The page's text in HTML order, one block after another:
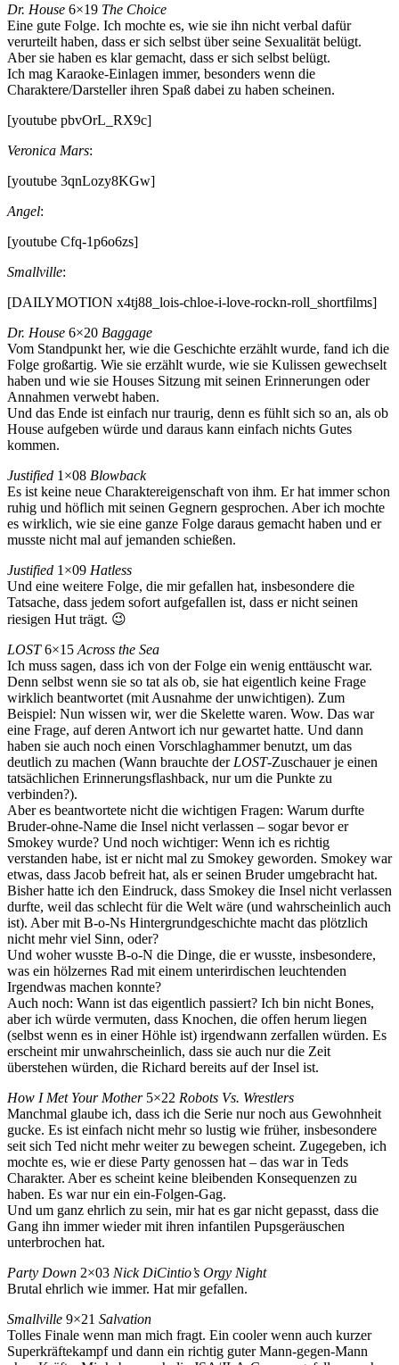
Dr. House 6×19 The Choice
Eine gute Folge. Ich mochte es, wie sie ihn nicht verbal dafür
verurteilt haben, dass er sich selbst über seine Sexualität belügt.
Aber sie haben es klar gemacht, dass er sich selbst belügt.
Ich mag Karaoke-Einlagen immer, besonders wenn die
Charaktere/Darsteller ihren Spaß dabei zu haben scheinen.
[youtube pbvOrL_RX9c]
Veronica Mars:
[youtube 3qnLozy8KGw]
Angel:
[youtube Cfq-1p6o6zs]
Smallville:
[DAILYMOTION x4tj88_lois-chloe-i-love-rockn-roll_shortfilms]
Dr. House 6×20 Baggage
Vom Standpunkt her, wie die Geschichte erzählt wurde, fand ich die
Folge großartig. Wie sie erzählt wurde, wie sie Kulissen gewechselt
haben und wie sie Houses Sitzung mit seinen Erinnerungen oder
Annahmen verwebt haben.
Und das Ende ist einfach nur traurig, denn es fühlt sich so an, als ob
House aufgeben würde und daraus kann einfach nichts Gutes
kommen.
Justified 1×08 Blowback
Es ist keine neue Charaktereigenschaft von ihm. Er hat immer schon
ruhig und höflich mit seinen Gegnern gesprochen. Aber ich mochte
es wirklich, wie sie eine ganze Folge daraus gemacht haben und er
musste nicht mal auf jemanden schießen.
Justified 1×09 Hatless
Und eine weitere Folge, die mir gefallen hat, insbesondere die
Tatsache, dass jedem sofort aufgefallen ist, dass er nicht seinen
riesigen Hut trägt. 😉
LOST6×15 Across the Sea
Ich muss sagen, dass ich von der Folge ein wenig enttäuscht war.
Denn selbst wenn sie so tat als ob, sie hat eigentlich keine Frage
wirklich beantwortet (mit Ausnahme der unwichtigen). Zum
Beispiel: Nun wissen wir, wer die Skelette waren. Wow. Das war
eine Frage, auf deren Antwort ich nur gewartet hatte. Und dann
haben sie auch noch einen Vorschlaghammer benutzt, um das
deutlich zu machen (Wann brauchte der LOST-Zuschauer je einen
tatsächlichen Erinnerungsflashback, nur um die Punkte zu
verbinden?).
Aber es beantwortete nicht die wichtigen Fragen: Warum durfte
Bruder-ohne-Name die Insel nicht verlassen – sogar bevor er
Smokey wurde? Und noch wichtiger: Wenn ich es richtig
verstanden habe, ist er nicht mal zu Smokey geworden. Smokey war
etwas, dass Jacob befreit hat, als er seinen Bruder umgebracht hat.
Bisher hatte ich den Eindruck, dass Smokey die Insel nicht verlassen
durfte, weil das schlecht für die Welt wäre (und wahrscheinlich auch
ist). Aber mit B-o-Ns Hintergrundgeschichte macht das plötzlich
nicht mehr viel Sinn, oder?
Und woher wusste B-o-N die Dinge, die er wusste, insbesondere,
was ein hölzernes Rad mit einem unterirdischen leuchtenden
Irgendwas machen konnte?
Auch noch: Wann ist das eigentlich passiert? Ich bin nicht Bones,
aber ich würde vermuten, dass Knochen, die offen herum liegen
(selbst wenn es in einer Höhle ist) irgendwann zerfallen würden. Es
erscheint mir unwahrscheinlich, dass sie auch nur die Zeit
überstehen würden, die Richard bereits auf der Insel ist.
How I Met Your Mother5×22 Robots Vs. Wrestlers
Manchmal glaube ich, dass ich die Serie nur noch aus Gewohnheit
gucke. Es ist einfach nicht mehr so lustig wie früher, insbesondere
seit sich Ted nicht mehr weiter zu bewegen scheint. Zugegeben, ich
mochte es, wie er diese Party genossen hat – das war in Teds
Charakter. Aber es scheint keine bleibenden Konsequenzen zu
haben. Es war nur ein ein-Folgen-Gag.
Und um ganz ehrlich zu sein, mir hat es gar nicht gepasst, dass die
Gang ihn immer wieder mit ihren infantilen Pupsgeräuschen
unterbrochen hat.
Party Down 2×03 Nick DiCintio’s Orgy Night
Brutal ehrlich wie immer. Hat mir gefallen.
Smallville 9×21 Salvation
Tolles Finale wenn man mich fragt. Ein cooler wenn auch kurzer
Superkräftekampf und dann ein richtig guter Mann-gegen-Mann